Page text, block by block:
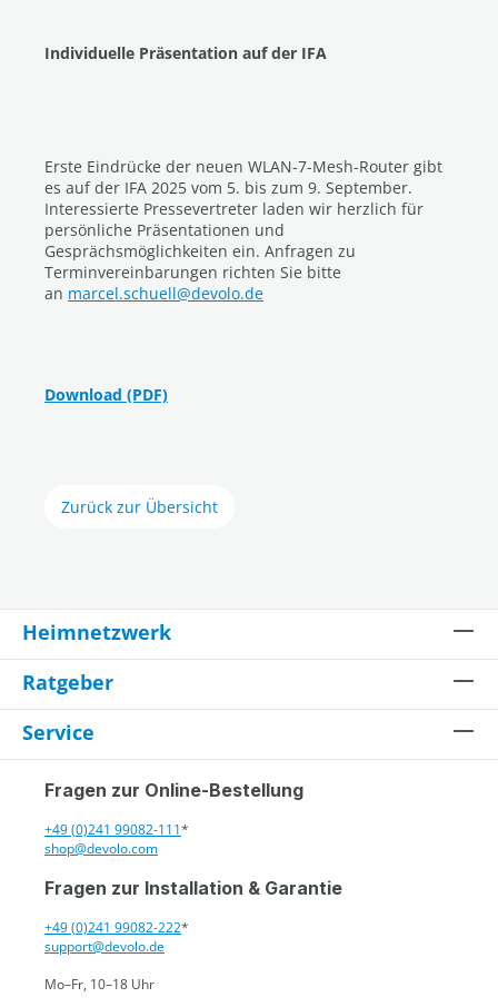
Individuelle Präsentation auf der IFA
Erste Eindrücke der neuen WLAN-7-Mesh-Router gibt
es auf der IFA 2025 vom 5. bis zum 9. September.
Interessierte Pressevertreter laden wir herzlich für
persönliche Präsentationen und
Gesprächsmöglichkeiten ein. Anfragen zu
Terminvereinbarungen richten Sie bitte
an marcel.schuell@devolo.de
Download (PDF)
Zurück zur Übersicht
Heimnetzwerk
Ratgeber
Service
Fragen zur Online-Bestellung
+49 (0)241 99082-111*
shop@devolo.com
Fragen zur Installation & Garantie
+49 (0)241 99082-222*
support@devolo.de
Mo–Fr, 10–18 Uhr